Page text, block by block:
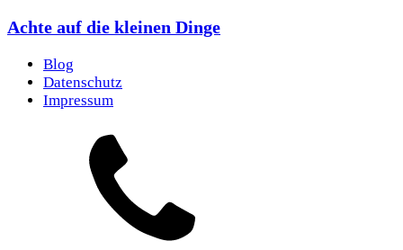
Achte auf die kleinen Dinge
Blog
Datenschutz
Impressum